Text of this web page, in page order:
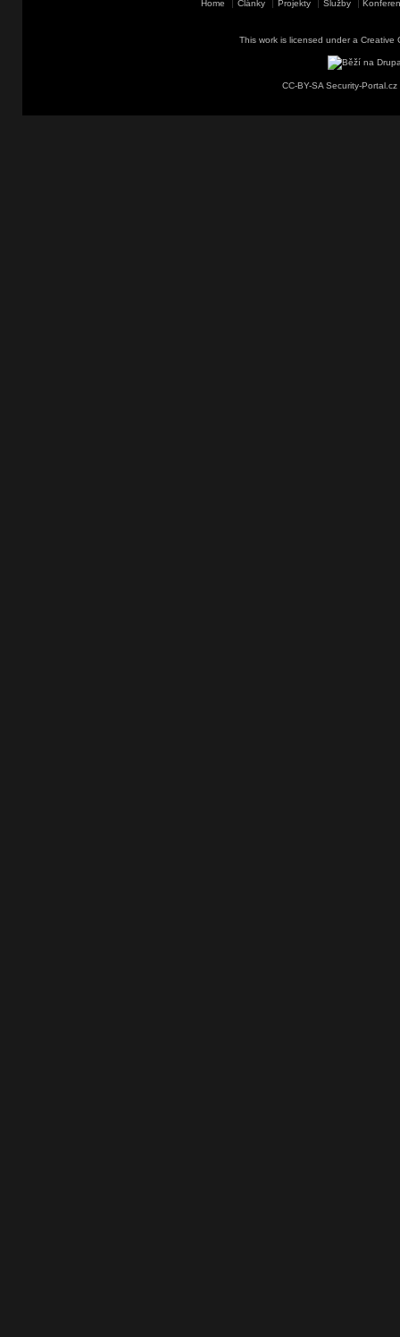
Home Články Projekty Služby
This work is licensed under a Creative
CC-BY-SA Security-